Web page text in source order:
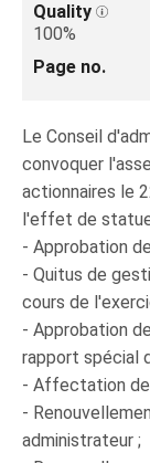
Quality
100%
Page no.
Le Conseil
convoquer
actionnaires le
l'effet de
- Approbation
- Quitus de
cours de
- Approbation
rapport spécial
- Affectation
-
administrateur ;